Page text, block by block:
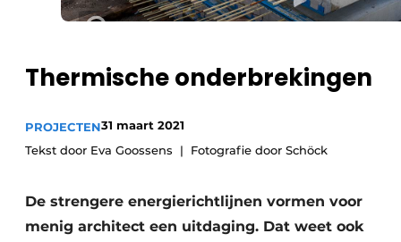
Thermische onderbrekingen
PROJECTEN31 maart 2021
Tekst door Eva Goossens
Fotografie door Schöck
De strengere energierichtlijnen vormen voor
menig architect een uitdaging. Dat weet ook